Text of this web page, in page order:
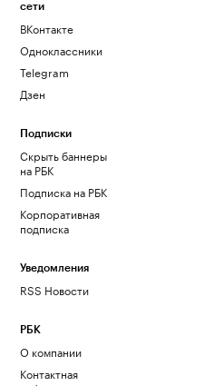
сети
ВКонтакте
Одноклассники
Telegram
Дзен
Подписки
Скрыть баннеры
на РБК
Подписка на РБК
Корпоративная
подписка
Уведомления
RSS Новости
РБК
О компании
Контактная